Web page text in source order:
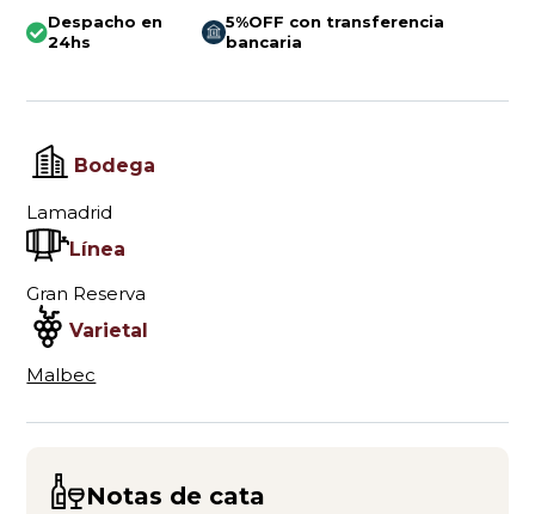
Despacho en
24hs
5%OFF con transferencia
bancaria
Bodega
Lamadrid
Línea
Gran Reserva
Varietal
Malbec
Notas de cata